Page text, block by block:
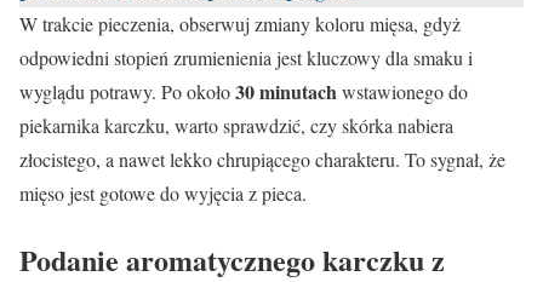
W trakcie pieczenia, obserwuj zmiany koloru mięsa, gdyż
odpowiedni stopień zrumienienia jest kluczowy dla smaku i
wyglądu potrawy. Po około30 minutachwstawionego do
piekarnika karczku, warto sprawdzić, czy skórka nabiera
złocistego, a nawet lekko chrupiącego charakteru. To sygnał, że
mięso jest gotowe do wyjęcia z pieca.
Podanie aromatycznego karczku z